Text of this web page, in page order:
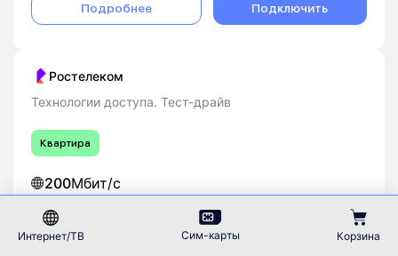
Подробнее Подключить
Ростелеком
Технологии доступа. Тест-драйв
Квартира
200Мбит/с
4.6
0₽/мес
Интернет/ТВ Сим-карты Корзина